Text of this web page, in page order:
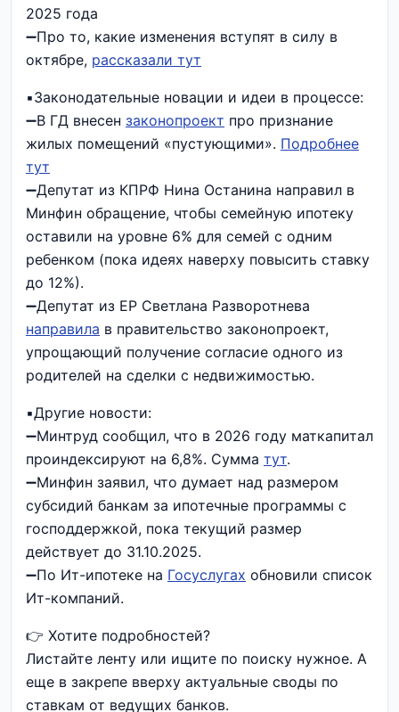
2025 года
➖Про то, какие изменения вступят в силу в
октябре, рассказали тут
▪️Законодательные новации и идеи в процессе:
➖В ГД внесен законопроект про признание
жилых помещений «пустующими». Подробнее
тут
➖Депутат из КПРФ Нина Останина направил в
Минфин обращение, чтобы семейную ипотеку
оставили на уровне 6% для семей с одним
ребенком (пока идеях наверху повысить ставку
до 12%).
➖Депутат из ЕР Светлана Разворотнева
направила в правительство законопроект,
упрощающий получение согласие одного из
родителей на сделки с недвижимостью.
▪️Другие новости:
➖Минтруд сообщил, что в 2026 году маткапитал
проиндексируют на 6,8%. Сумма тут.
➖Минфин заявил, что думает над размером
субсидий банкам за ипотечные программы с
господдержкой, пока текущий размер
действует до 31.10.2025.
➖По Ит-ипотеке на Госуслугах обновили список
Ит-компаний.
👉 Хотите подробностей?
Листайте ленту или ищите по поиску нужное. А
еще в закрепе вверху актуальные своды по
ставкам от ведущих банков.